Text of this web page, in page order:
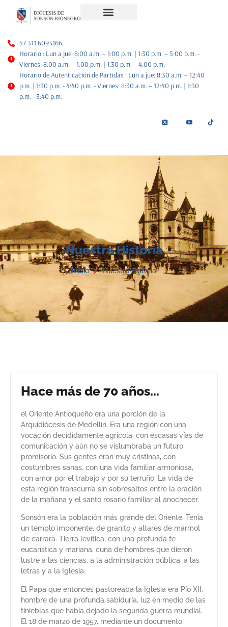
57 311 6093166
Horario : Lun a jue: 8:00 a.m. – 1:00 p.m. | 1:30 p.m. – 5:00 p.m. -
Viernes: 8:00 a.m. – 1:00 p.m. | 1:30 p.m. – 4:00 p.m.
Horario de Autenticación de Partidas : Lun a jue: 8:30 a.m. – 12:40
p.m. | 1:30 p.m. - 4:40 p.m. - Viernes: 8:30 a.m. – 12:40 p.m. | 1:30
p.m. - 3:40 p.m.
Nuestra Historia
Inicio Nuestra Historia
Hace más de 70 años...
el Oriente Antioqueño era una porción de la
Arquidiócesis de Medellín. Era una región con una
vocación decididamente agrícola, con escasas vías de
comunicación y aún no se vislumbraba un futuro
promisorio. Sus gentes eran muy cristinas, con
costumbres sanas, con una vida familiar armoniosa,
con amor por el trabajo y por su terruño. La vida de
esta región transcurría sin sobresaltos entre la oración
de la mañana y el santo rosario familiar al anochecer.
Sonsón era la población más grande del Oriente. Tenía
un templo imponente, de granito y altares de mármol
de carrara. Tierra levítica, con una profunda fe
eucarística y mariana, cuna de hombres que dieron
lustre a las ciencias, a la administración pública, a las
letras y a la Iglesia.
El Papa que entonces pastoreaba la Iglesia era Pío XII,
hombre de una profunda sabiduría, luz en medio de las
tinieblas que había dejado la segunda guerra mundial.
El 18 de marzo de 1957, mediante un documento